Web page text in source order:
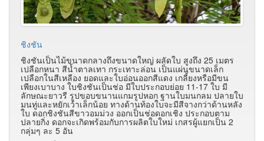
ชิงชัน
ชิงชันเป็นไม้ขนาดกลางถึงขนาดใหญ่ ผลัดใบ สูงถึง 25 เมตร
เปลือกหนา สีน้ำตาลเทา กระเทาะล่อน เป็นแผ่นขนาดเล็ก
เปลือกในสีเหลือง ยอดและใบอ่อนออกสีแดง เกลี้ยงหรือมีขน
เพียงเบาบาง ใบชิงชันเป็นช่อ มีใบประกอบย่อย 11-17 ใบ มี
ลักษณะยาวรี รูปขอบขนานแกมรูปหอก ฐานใบมนกลม ปลายใบ
มนทู่และหยักเว้าเล็กน้อย ทางด้านท้องใบจะมีสีจางกว่าด้านหลัง
ใบ ดอกชิงชันสีขาวอมม่วง ออกเป็นช่อดอกเชิง ประกอบตาม
ปลายกิ่ง ดอกจะเกิดพร้อมกับการผลิตใบใหม่ เกสรผู้แยกเป็น 2
กลุ่มๆ ละ 5 อัน